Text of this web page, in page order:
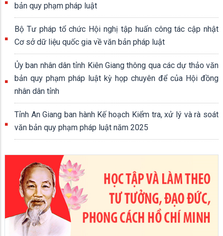
bản quy phạm pháp luật
Bộ Tư pháp tổ chức Hội nghị tập huấn công tác cập nhật
Cơ sở dữ liệu quốc gia về văn bản pháp luật
Ủy ban nhân dân tỉnh Kiên Giang thông qua các dự thảo văn
bản quy phạm pháp luật kỳ họp chuyên để của Hội đồng
nhân dân tỉnh
Tỉnh An Giang ban hành Kế hoạch Kiểm tra, xử lý và rà soát
văn bản quy phạm pháp luật năm 2025